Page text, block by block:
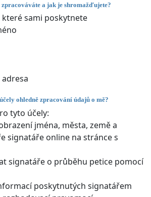
a jak je shromažďujete?
které sami poskytnete
adresa
ohledně zpracování údajů o mě?
tyto účely:
jména, města, země a
signatáře online na stránce s
signatáře o průběhu petice pomocí
poskytnutých signatářem